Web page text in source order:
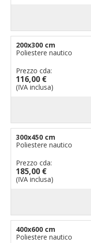
200x300 cm
Poliestere nautico
Prezzo cda:
116,00 €
(IVA inclusa)
300x450 cm
Poliestere nautico
Prezzo cda:
185,00 €
(IVA inclusa)
400x600 cm
Poliestere nautico